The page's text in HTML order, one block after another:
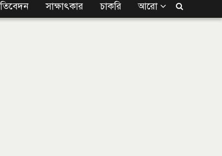
সাক্ষাৎকার চাকরি আরো